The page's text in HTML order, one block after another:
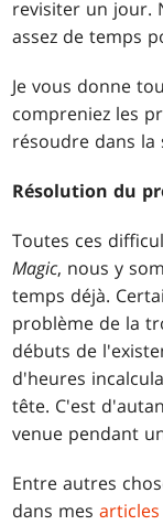
revisiter un jour.
assez de temps
Je vous donne
compreniez les
résoudre dans la
Résolution du
Toutes ces
Magic, nous y
temps déjà.
problème de la
débuts de
d'heures
tête. C'est
venue pendant
Entre autres
dans mesarticles